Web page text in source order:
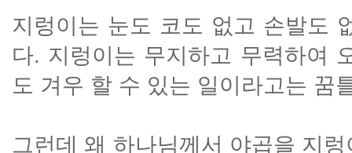
지렁이는 눈도 코도 없고 손발도
다. 지렁이는 무지하고 무력하여
도 겨우 할 수 있는 일이라고는 꿈
그런데 왜 하나님께서 야곱을 지